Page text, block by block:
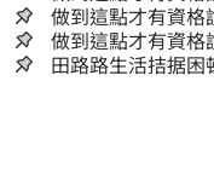
做到這點才有資格
做到這點才有資格
田路路生活拮据